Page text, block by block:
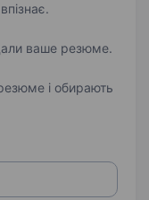
ваше резюме.
і обирають